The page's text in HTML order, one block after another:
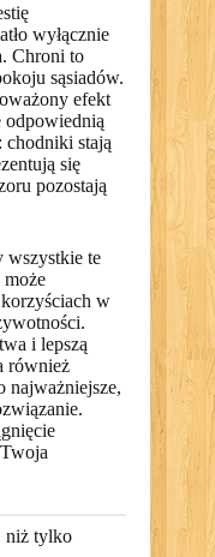
wyłącznie
Chroni to
sąsiadów.
efekt
odpowiednią
chodniki stają
się
pozostają
wszystkie te
w
i lepszą
również
najważniejsze,
niż tylko